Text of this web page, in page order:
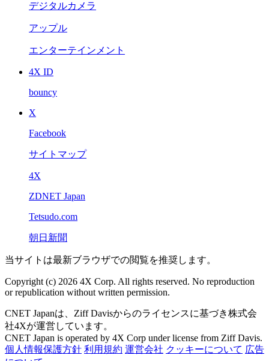
デジタルカメラ
アップル
エンターテインメント
4X ID
bouncy
X
Facebook
サイトマップ
4X
ZDNET Japan
Tetsudo.com
朝日新聞
当サイトは最新ブラウザでの閲覧を推奨します。
Copyright (c) 2026 4X Corp. All rights reserved. No reproduction
or republication without written permission.
CNET Japanは、Ziff Davisからのライセンスに基づき株式会
社4Xが運営しています。
CNET Japan is operated by 4X Corp under license from Ziff Davis.
個人情報保護方針 利用規約 運営会社 クッキーについて 広告